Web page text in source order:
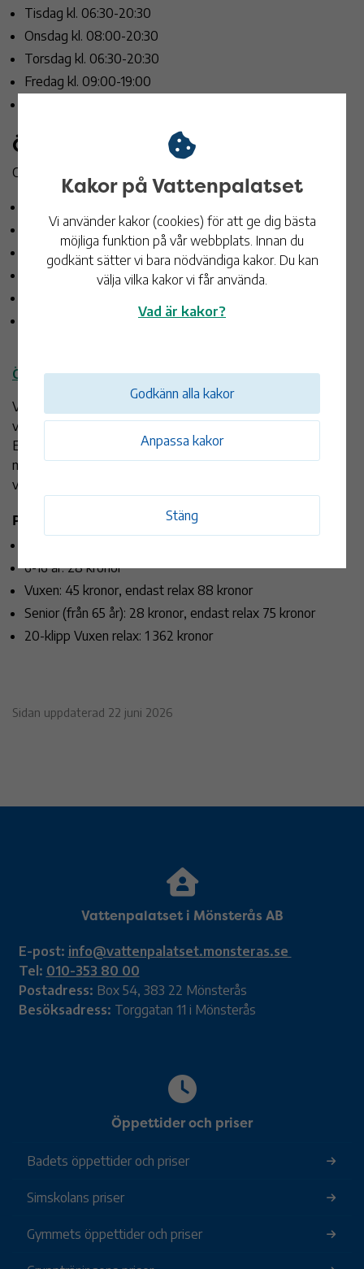
Tisdag kl. 06:30-20:30
Onsdag kl. 08:00-20:30
Torsdag kl. 06:30-20:30
Fredag kl. 09:00-19:00
Öppettider:
Ordinarie öppettider from måndag 17 augusti.
Tisdag kl.06:30-20:30
Onsdag kl.08:00-20:30
Torsdag kl.06:30-20:30
Lördag och söndag kl.09:00-16:30
Öppettider och priser
Vill du gå in på relaxavdelningen betalar du ett tillägg på din
vanliga badbiljett eller enkom inträde till relaxavdelningen.
Entré till relaxavdelningen ingår inte i äventyrsbadet eller
motionssimmet. Barn under 17 år får bara gå in på relaxen i
vuxet sällskap.
Priser:
6-16 år: 28 kronor
Vuxen: 45 kronor, endast relax 88 kronor
Senior (från 65 år): 28 kronor, endast relax 75 kronor
20-klipp Vuxen relax: 1 362 kronor
Sidan uppdaterad 22 juni 2026
Vattenpalatset i Mönsterås AB
E-post: info@vattenpalatset.monsteras.se
Tel: 010-353 80 00
Postadress: Box 54, 383 22 Mönsterås
Besöksadress: Torggatan 11 i Mönsterås
Öppettider och priser
Badets öppettider och priser
Simskolans priser
Gymmets öppettider och priser
Kakor på Vattenpalatset
Vi använder kakor (cookies) för att ge dig bästa
möjliga funktion på vår webbplats. Innan du
godkänt sätter vi bara nödvändiga kakor. Du kan
välja vilka kakor vi får använda.
Vad är kakor?
Anpassa kakor
Stäng
Godkänn alla kakor